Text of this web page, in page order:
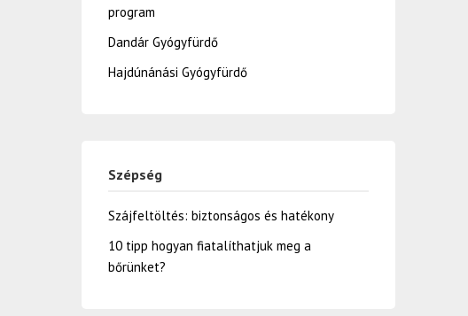
program
Dandár Gyógyfürdő
Hajdúnánási Gyógyfürdő
Szépség
Szájfeltöltés: biztonságos és hatékony
10 tipp hogyan fiatalíthatjuk meg a
bőrünket?